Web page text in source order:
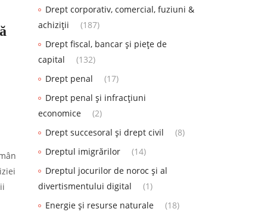
Drept corporativ, comercial, fuziuni &
achiziții
(187)
Drept fiscal, bancar și piețe de
capital
(132)
Drept penal
(17)
Drept penal și infracțiuni
economice
(2)
Drept succesoral și drept civil
(8)
Dreptul imigrărilor
(14)
Dreptul jocurilor de noroc și al
divertismentului digital
(1)
Energie și resurse naturale
(18)